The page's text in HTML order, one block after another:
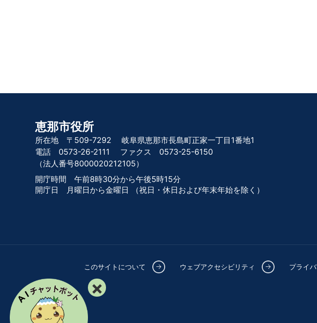
恵那市役所
所在地 〒509-7292
岐阜県恵那市長島町正家一丁目1番地1
電話 0573-26-2111
ファクス 0573-25-6150
（法人番号8000020212105）
開庁時間 午前8時30分から午後5時15分
開庁日 月曜日から金曜日
（祝日・休日および年末年始を除く）
このサイトについて ウェブアクセシビリティ プライ
×